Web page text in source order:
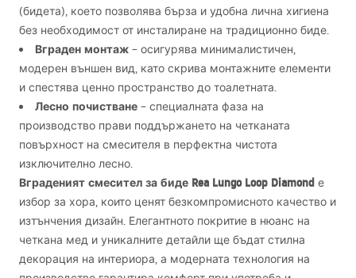
(бидета), което позволява бърза и удобна лична хигиена
без необходимост от инсталиране на традиционно биде.
Вграден монтаж – осигурява минималистичен,
модерен външен вид, като скрива монтажните елементи
и спестява ценно пространство до тоалетната.
Лесно почистване – специалната фаза на
производство прави поддържането на четканата
повърхност на смесителя в перфектна чистота
изключително лесно.
Вграденият смесител за биде Rea Lungo Loop Diamond е
избор за хора, които ценят безкомпромисното качество и
изтънчения дизайн. Елегантното покритие в нюанс на
четкана мед и уникалните детайли ще бъдат стилна
декорация на интериора, а модерната технология на